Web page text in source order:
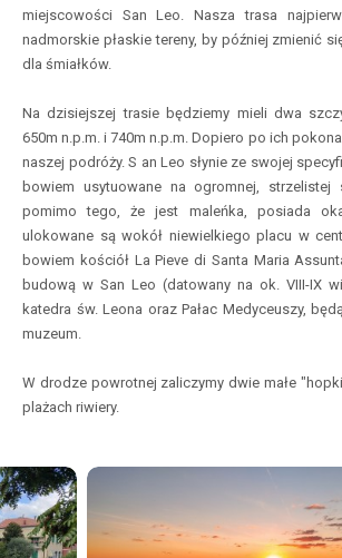
miejscowości San Leo. Nasza trasa
nadmorskie płaskie tereny, by później zmienić
dla śmiałków.
Na dzisiejszej trasie będziemy mieli dwa
650m n.p.m. i 740m n.p.m. Dopiero po ich
naszej podróży. S an Leo słynie ze swojej
bowiem usytuowane na ogromnej, strzelistej
pomimo tego, że jest maleńka, posiada
ulokowane są wokół niewielkiego placu w
bowiem kościół La Pieve di Santa Maria
budową w San Leo (datowany na ok. VIII-IX
katedra św. Leona oraz Pałac Medyceuszy,
muzeum.
W drodze powrotnej zaliczymy dwie małe
plażach riwiery.